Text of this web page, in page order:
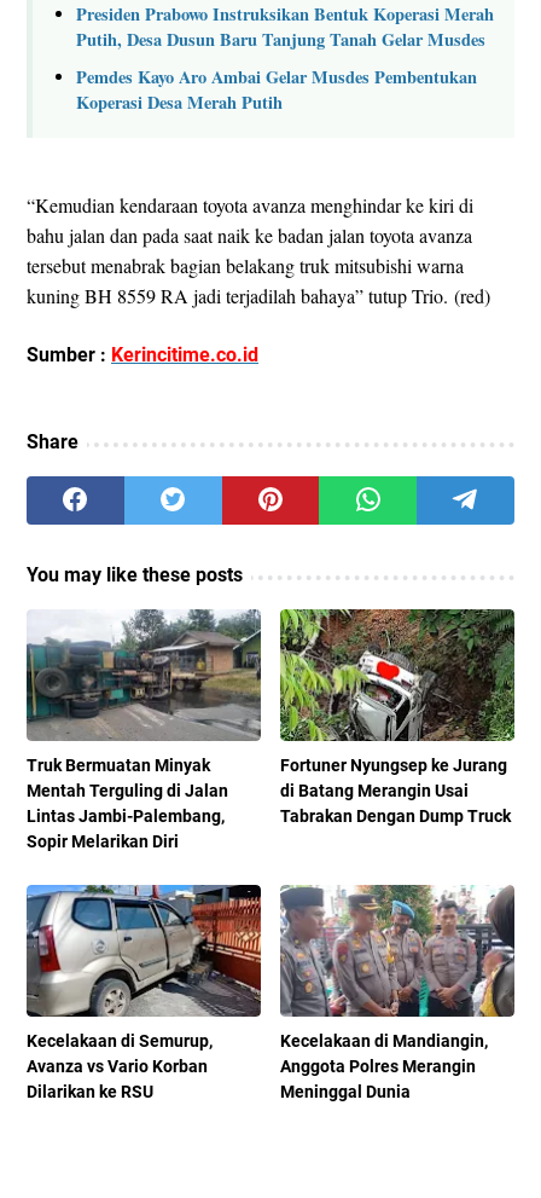
Presiden Prabowo Instruksikan Bentuk Koperasi Merah
Putih, Desa Dusun Baru Tanjung Tanah Gelar Musdes
Pemdes Kayo Aro Ambai Gelar Musdes Pembentukan
Koperasi Desa Merah Putih
“Kemudian kendaraan toyota avanza menghindar ke kiri di
bahu jalan dan pada saat naik ke badan jalan toyota avanza
tersebut menabrak bagian belakang truk mitsubishi warna
kuning BH 8559 RA jadi terjadilah bahaya” tutup Trio. (red)
Sumber : Kerincitime.co.id
Share
You may like these posts
Truk Bermuatan Minyak
Mentah Terguling di Jalan
Lintas Jambi-Palembang,
Sopir Melarikan Diri
Fortuner Nyungsep ke Jurang
di Batang Merangin Usai
Tabrakan Dengan Dump Truck
Kecelakaan di Semurup,
Avanza vs Vario Korban
Dilarikan ke RSU
Kecelakaan di Mandiangin,
Anggota Polres Merangin
Meninggal Dunia